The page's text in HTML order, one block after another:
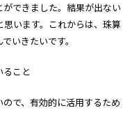
できました。結果が出ない
います。これからは、珠算
いきたいです。
ること
で、有効的に活用するため